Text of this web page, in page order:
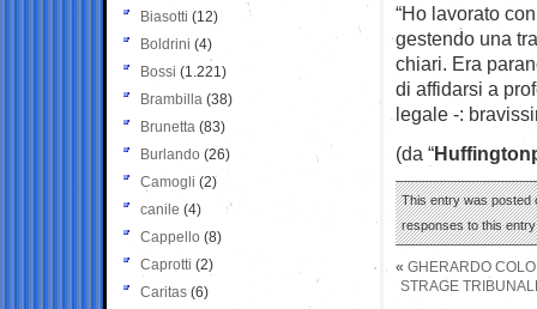
“Ho lavorato
gestendo una
chiari. Era
di affidarsi a
legale -:
(da “
This entry was posted
responses to this
« GHERARDO
STRAGE
Biasotti (12)
Boldrini (4)
Bossi (1.221)
Brambilla (38)
Brunetta (83)
Burlando (26)
Camogli (2)
canile (4)
Cappello (8)
Caprotti (2)
Caritas (6)